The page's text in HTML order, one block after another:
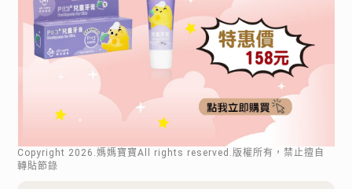
Copyright 2026 .媽媽寶寶All rights reserved.版權所有，禁止擅自
轉貼節錄